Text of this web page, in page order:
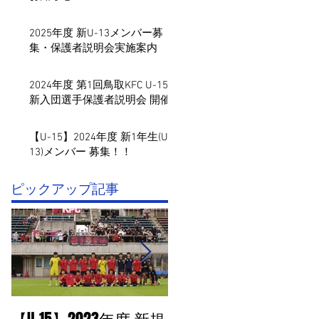
2025年度 新U-13メンバー募
集・保護者説明会実施案内
2024年度 第1回鳥取KFC U-15
新入団選手保護者説明会 開催
【U-15】2024年度 新1年生(U-
13)メンバー 募集！！
​ピックアップ記事